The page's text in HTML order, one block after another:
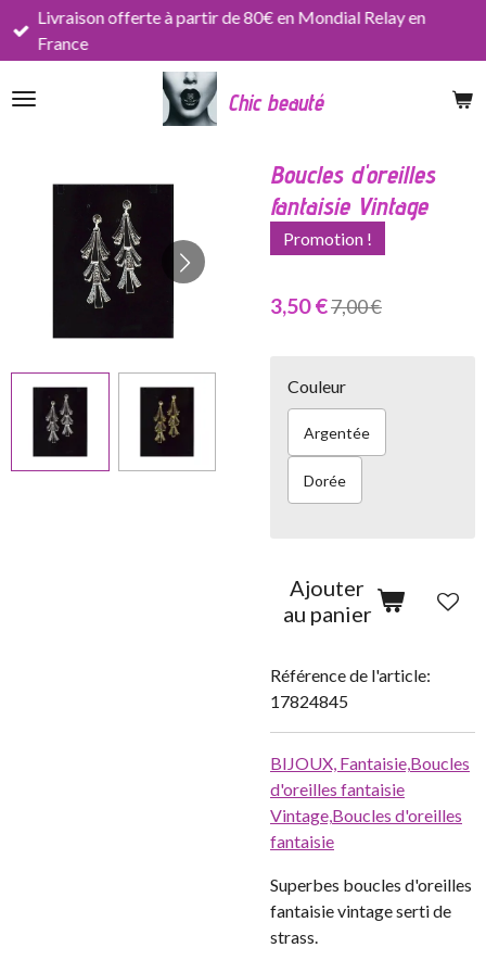
Passer
principal
Chic beauté
Livraison offerte à partir de 80€ en Mondial Relay en
France
Boucles d'oreilles
fantaisie Vintage
Promotion !
3,50 €7,00 €
Couleur
Argentée
Dorée
Ajouter
au panier
Référence de l'article:
17824845
BIJOUX, Fantaisie,Boucles
d'oreilles fantaisie
Vintage,Boucles d'oreilles
fantaisie
Superbes boucles d'oreilles
fantaisie vintage serti de
strass.